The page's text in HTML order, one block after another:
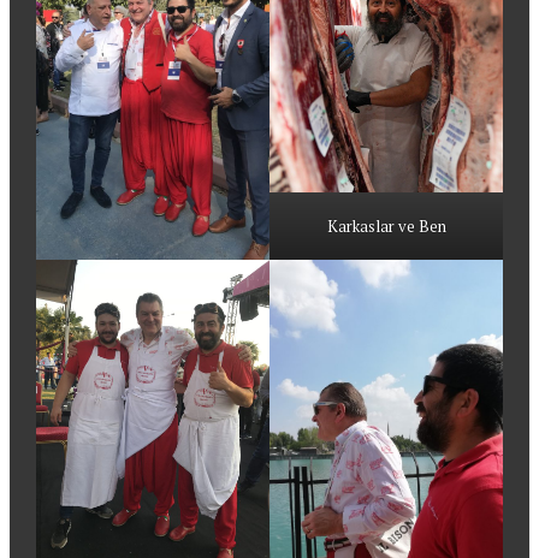
Karkaslar ve Ben